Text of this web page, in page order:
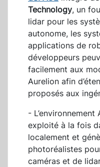
Technology, un
lidar pour les
autonome, les
applications de
développeurs
facilement aux
Aurelion afin
proposés aux
-
exploité à la fois
localement et
photoréalistes
caméras et de